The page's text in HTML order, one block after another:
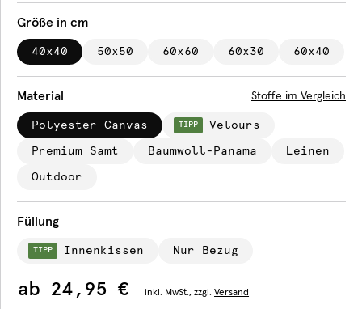
Größe in cm
40x40 50x50 60x60 60x30 60x40
Material Stoffe im Vergleich
Polyester Canvas TIPP Velours
Premium Samt Baumwoll-Panama Leinen
Outdoor
Füllung
TIPP Innenkissen Nur Bezug
ab 24,95 € inkl. MwSt., zzgl. Versand